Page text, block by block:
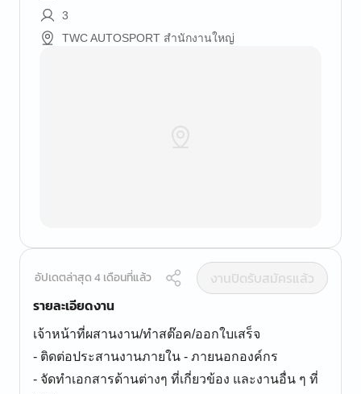
3
TWC AUTOSPORT สำนักงานใหญ่
อัปเดตล่าสุด 4 เดือนที่แล้ว
งานปิดรับสมัครแล้ว
รายละเอียดงาน
เจ้าหน้าที่ผสานงาน/ทำสต๊อค/ออกใบเสร็จ
- ติดต่อประสานงานภายใน - ภายนอกองค์กร
- จัดทำเอกสารด้านต่างๆ ที่เกี่ยวข้อง และงานอื่น ๆ ที่